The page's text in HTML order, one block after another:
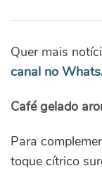
Quer mais
canal no
Café gelado
Para
toque cítrico